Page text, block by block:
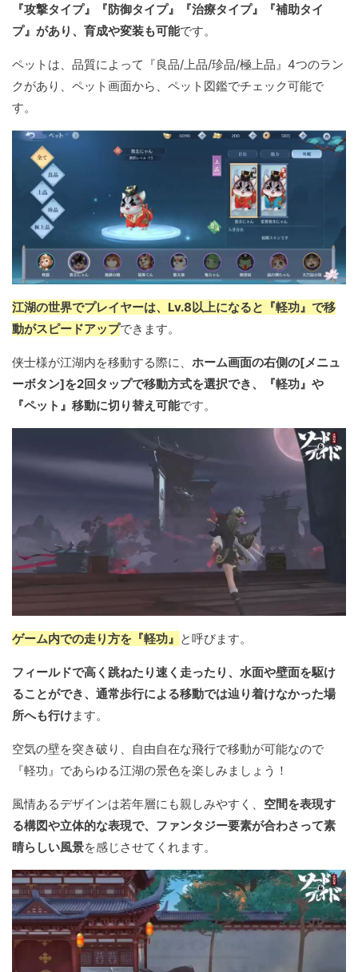
『攻撃タイプ』『防御タイプ』『治療タイプ』『補助タイ
プ』があり、育成や変装も可能です。
ペットは、品質によって『良品/上品/珍品/極上品』4つのラン
クがあり、ペット画面から、ペット図鑑でチェック可能で
す。
江湖の世界でプレイヤーは、Lv.8以上になると『軽功』で移
動がスピードアップできます。
侠士様が江湖内を移動する際に、 ホーム画面の右側の[メニュ
ーボタン]を2回タップで移動方式を選択でき、『軽功』や
『ペット』移動に切り替え可能です。
ゲーム内での走り方を『軽功』 と呼びます。
フィールドで高く跳ねたり速く走ったり、水面や壁面を駆け
ることができ、通常歩行による移動では辿り着けなかった場
所へも行けます。
空気の壁を突き破り、自由自在な飛行で移動が可能なので
『軽功』であらゆる江湖の景色を楽しみましょう！
風情あるデザインは若年層にも親しみやすく、 空間を表現す
る構図や立体的な表現で、ファンタジー要素が合わさって素
晴らしい風景を感じさせてくれます。